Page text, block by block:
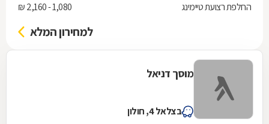
החלפת רצועת טיימינג
1,080 - 2,160 ₪
למחירון המלא
מוסך דניאל
בצלאל 4, חולון